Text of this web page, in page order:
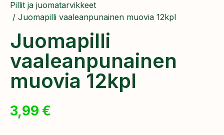
Pillit ja juomatarvikkeet
/ Juomapilli vaaleanpunainen muovia 12kpl
Juomapilli
vaaleanpunainen
muovia 12kpl
3,99 €